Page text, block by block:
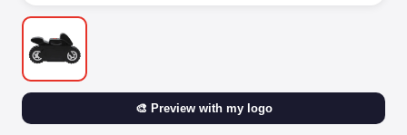
🎨 Preview with my logo